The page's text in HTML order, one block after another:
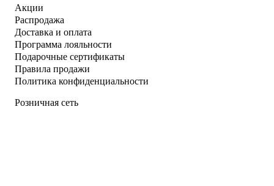
Акции
Распродажа
Доставка и оплата
Программа лояльности
Подарочные сертификаты
Правила продажи
Политика конфиденциальности
Розничная сеть